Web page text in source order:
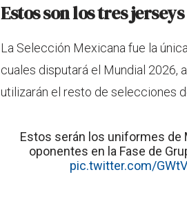
Estos son los tres
La Selección Mexicana fue la
cuales disputará el Mundial 2026,
utilizarán el resto de selecciones
Estos serán los uniformes de
oponentes en la Fase de
pic.twitter.com/